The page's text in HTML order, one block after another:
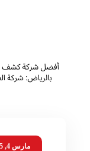
مارس 4, 2025